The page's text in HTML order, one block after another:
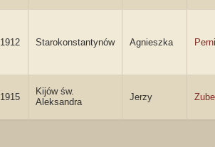
1912 Starokonstantynów Agnieszka
1915
Kijów św.
Aleksandra
Jerzy